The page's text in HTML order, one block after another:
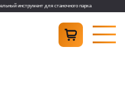
инструмент для станочного парка